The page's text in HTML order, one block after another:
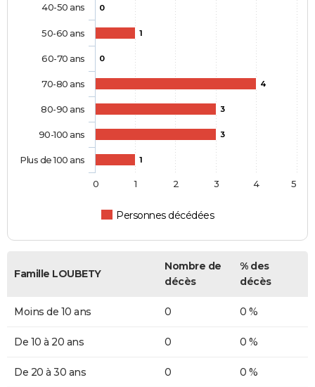
0
1
0
4
3
3
1
Personnes décédées
40-50 ans
50-60 ans
60-70 ans
70-80 ans
80-90 ans
90-100 ans
Plus de 100 ans
0 1 2 3 4 5
Famille LOUBETY
Nombre de
décès
% des
décès
Moins de 10 ans 0 0 %
De 10 à 20 ans 0 0 %
De 20 à 30 ans 0 0 %